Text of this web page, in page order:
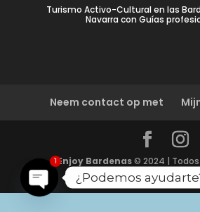
Turismo Activo-Cultural en las
Navarra con Guías
Neem contact op met
Enjoy Bardenas© 2024 |
reservados. · UETAC067
¿Podemos
1